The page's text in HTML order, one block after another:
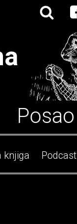
Posao
knjiga Podcast